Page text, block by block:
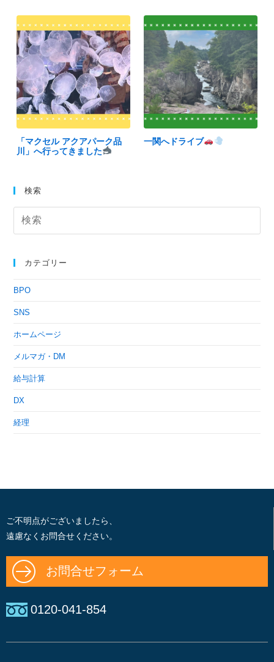
「マクセル アクアパーク品
川」へ行ってきました
一関へドライブ
検索
カテゴリー
BPO
SNS
ホームページ
メルマガ・DM
給与計算
DX
経理
ご不明点がございましたら、
遠慮なくお問合せください。
お問合せフォーム
0120-041-854